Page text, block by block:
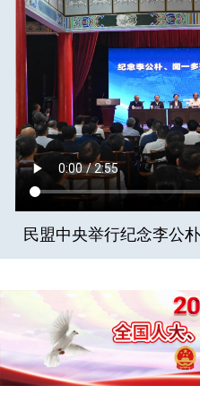
民盟中央举行纪念李公